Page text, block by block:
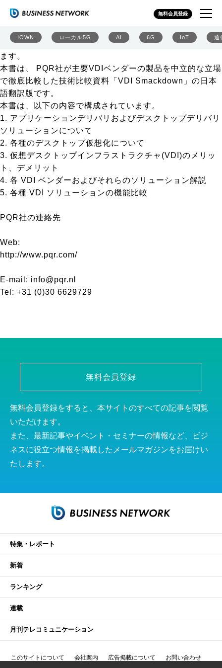
無料会員登録
IOWN ローカル5G AI 6G IoT 通
デスクトップ仮想化製品を392項目で徹底比較 – VDI
Smackdown! 2013年版
現在、デスクトップ仮想化ソリューションのニーズの高ま
りと共に、中立的な評価情報に対するニーズが増大してい
ます。
本書は、 PQR社が主要VDIベンダーの製品を中立的な立場
で徹底比較した技術比較資料「VDI Smackdown」の日本
語翻訳版です。
本書は、以下の内容で構成されています。
1. アプリケーションデリバリおよびデスクトップデリバリ
ソリューションについて
2. 各種のデスクトップ仮想化について
3. 仮想デスクトップインフラストラクチャ(VDI)のメリッ
ト、デメリット
4. 各 VDI ベンダーおよびそれらのソリューション解説
5. 各種 VDI ソリューションの機能比較
PQR社の連絡先
Web:
http://www.pqr.com/
E-mail: info@pqr.nl
Tel: +31 (0)30 6629729
無料会員登録
無料会員登録をすると、本サイトのすべての記事を閲覧
いただけます。
また、最新記事やイベント・セミナーの情報など、ビジ
ネスに役立つ情報を掲載したメールマガジンをお届けい
たします。
特集・レポート
新着
ランキング
連載
月刊テレコミュニケーション
このサイトについて 会社案内 広告掲載について お問い合わせ